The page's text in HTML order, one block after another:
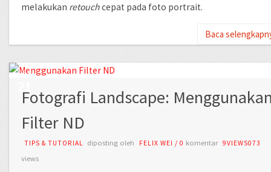
melakukan retouchcepat pada foto portrait.
Baca
SEP
Fotografi Landscape:
Filter ND
TIPS & TUTORIAL diposting oleh FELIX WEI / 0 komentar 9VIEWS073
views